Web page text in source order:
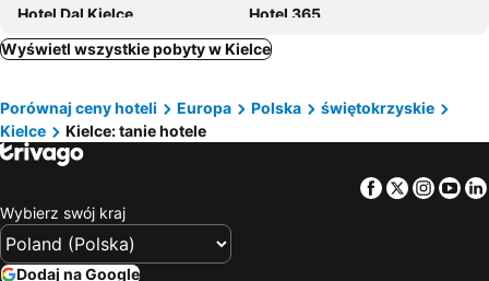
Hotel Dal Kielce
Hotel 365
Pokoje Gościnne Jaga
Hotel Pod Strzechą
Hotel SiLL
Hotel Pod Złotą Różą
Hotel La Mar
Willa Hueta
Hotel Kameralny
Apartamenty Pod Łysicą
Hotel Przedwiosnie
Hotel Karczówka
Wyświetl wszystkie pobyty w Kielce
Porównaj ceny hoteli Europa Polska
świętokrzyskie
Kielce
Kielce: tanie hotele
Facebook
Twitter
Wybierz swój kraj
Dodaj na Google